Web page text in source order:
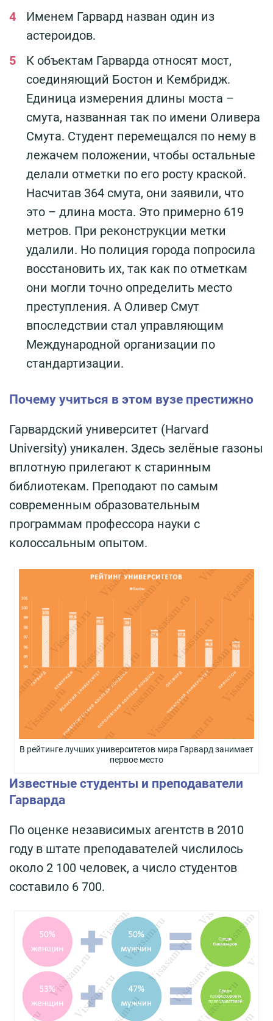
Именем Гарвард назван один из
астероидов.
К объектам Гарварда относят мост,
соединяющий Бостон и Кембридж.
Единица измерения длины моста –
смута, названная так по имени Оливера
Смута. Студент перемещался по нему в
лежачем положении, чтобы остальные
делали отметки по его росту краской.
Насчитав 364 смута, они заявили, что
это – длина моста. Это примерно 619
метров. При реконструкции метки
удалили. Но полиция города попросила
восстановить их, так как по отметкам
они могли точно определить место
преступления. А Оливер Смут
впоследствии стал управляющим
Международной организации по
стандартизации.
Почему учиться в этом вузе престижно
Гарвардский университет (Harvard
University) уникален. Здесь зелёные газоны
вплотную прилегают к старинным
библиотекам. Преподают по самым
современным образовательным
программам профессора науки с
колоссальным опытом.
В рейтинге лучших университетов мира Гарвард занимает
первое место
Известные студенты и преподаватели
Гарварда
По оценке независимых агентств в 2010
году в штате преподавателей числилось
около 2 100 человек, а число студентов
составило 6 700.